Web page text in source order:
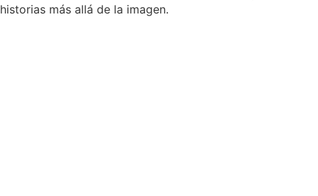
Imágenes que narran historias reales y
historias más allá de la imagen.